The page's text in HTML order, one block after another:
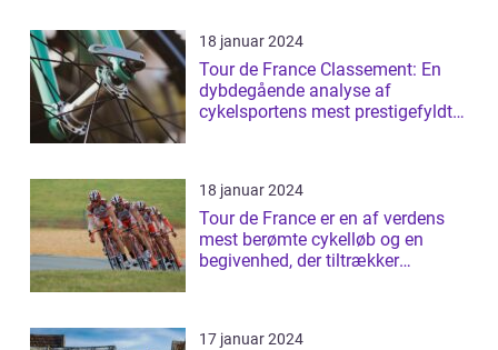
18 januar 2024
Tour de France Classement: En
dybdegående analyse af
cykelsportens mest prestigefyldte
18 januar 2024
Tour de France er en af verdens
mest berømte cykelløb og en
begivenhed, der tiltrækker
17 januar 2024